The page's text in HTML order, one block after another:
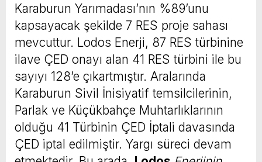
Karaburun Yarımadası’nın %89’unu
kapsayacak şekilde 7 RES proje sahası
mevcuttur. Lodos Enerji, 87 RES türbinine
ilave ÇED onayı alan 41 RES türbini ile bu
sayıyı 128’e çıkartmıştır. Aralarında
Karaburun Sivil İnisiyatif temsilcilerinin,
Parlak ve Küçükbahçe Muhtarlıklarının
olduğu 41 Türbinin ÇED İptali davasında
ÇED iptal edilmiştir. Yargı süreci devam